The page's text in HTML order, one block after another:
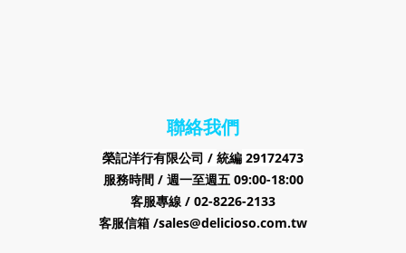
聯絡我們
榮記洋行有限公司 / 統編 29172473
服務時間 / 週一至週五 09:00-18:00
客服專線 / 02-8226-2133
客服信箱 /sales@delicioso.com.tw